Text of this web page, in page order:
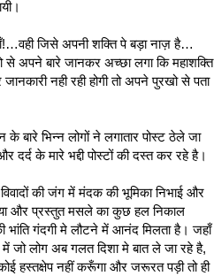
जिसे अपनी शक्ति पे बड़ा नाज़ है…
अपने बारे जानकर अच्‍छा लगा कि महाशक्ति
नही रही होगी तो अपने पुरखो से पता
बारे भिन्न लोगों ने लगातार पोस्ट ठेले जा
के मारे भद्दी पोस्‍टों की दस्त कर रहे है।
की जंग में मंदक की भूमिका निभाई और
और प्रस्तुत मसले का कुछ हल निकाल
गंदगी मे लौटने में आनंद मिलता है। जहाँ
में जो लोग अब गलत दिशा मे बात ले जा रहे है,
हस्तक्षेप नहीं करूँगा और जरूरत पड़ी तो ही